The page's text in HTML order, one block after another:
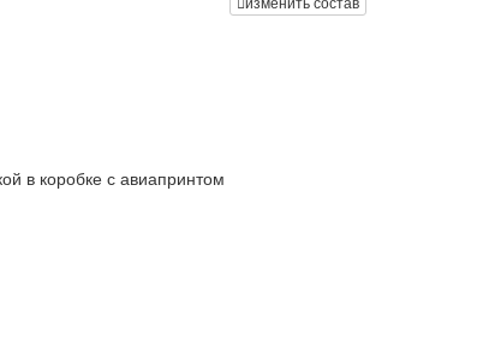
в коробке с авиапринтом